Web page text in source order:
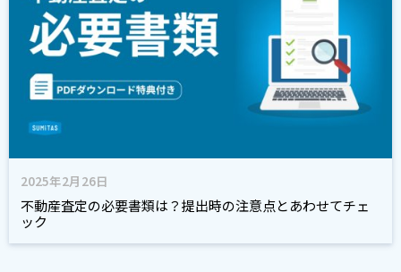
2025年2月26日
不動産査定の必要書類は？提出時の注意点とあわせてチェ
ック